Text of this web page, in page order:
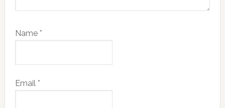
Name *
Email *